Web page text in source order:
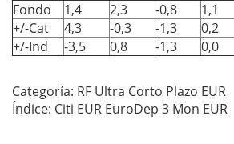
Fondo 1,4 2,3 -0,8 1,1
+/-Cat
4,3 -0,3 -1,3 0,2
+/-Ind
-3,5 0,8 -1,3 0,0
Categoría: RF Ultra Corto Plazo EUR
Índice: Citi EUR EuroDep 3 Mon EUR